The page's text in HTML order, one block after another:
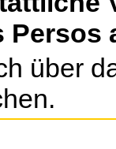
Persos
über